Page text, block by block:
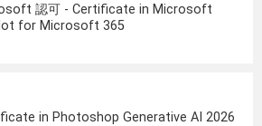
認可 - Certificate in Microsoft
for Microsoft 365
in Photoshop Generative AI 2026